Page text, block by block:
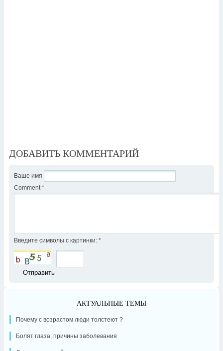
ДОБАВИТЬ КОММЕНТАРИЙ
Ваше имя
Comment *
Введите символы с картинки: *
АКТУАЛЬНЫЕ ТЕМЫ
Почему с возрастом люди толстеют ?
Болят глаза, причины заболевания